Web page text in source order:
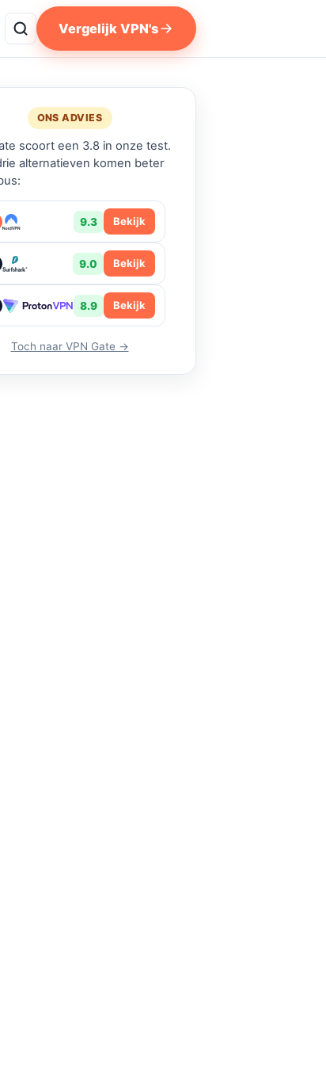
Vergelijk VPN's
ONS ADVIES
scoort een 3.8 in onze test.
alternatieven komen beter
9.3 Bekijk
9.0 Bekijk
8.9 Bekijk
Toch naar VPN Gate →